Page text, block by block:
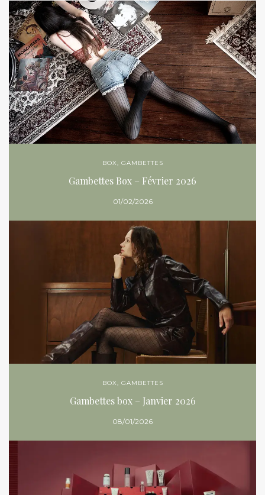
BOX, GAMBETTES
Gambettes Box – Février 2026
01/02/2026
BOX, GAMBETTES
Gambettes box – Janvier 2026
08/01/2026